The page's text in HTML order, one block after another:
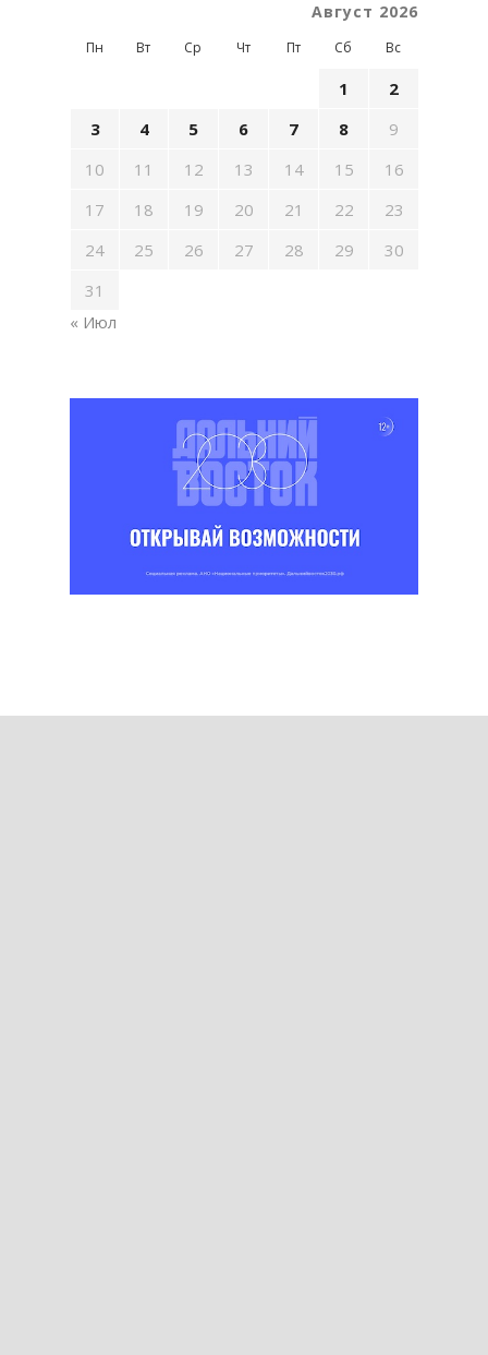
Август 2026
Пн Вт Ср Чт Пт Сб Вс
1
2
3
4 5 6 7 8
9
10
11 12 13 14 15
16
17
18 19 20 21 22
23
24
25 26 27 28 29
30
31
« Июл